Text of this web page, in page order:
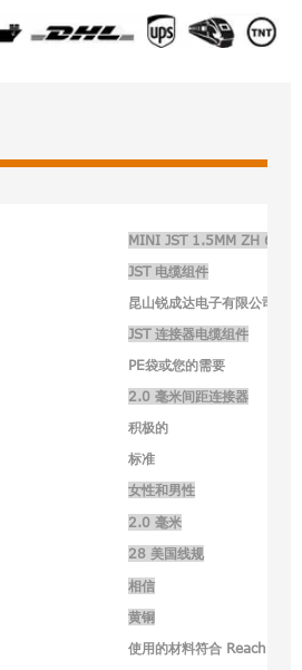
MINI JST 1.5MM ZH 6 针
JST 电缆组件
昆山锐成达电子有限公司
JST 连接器电缆组件
PE袋或您的需要
2.0 毫米间距连接器
积极的
标准
女性和男性
2.0 毫米
28 美国线规
相信
黄铜
使用的材料符合 Reach 标准